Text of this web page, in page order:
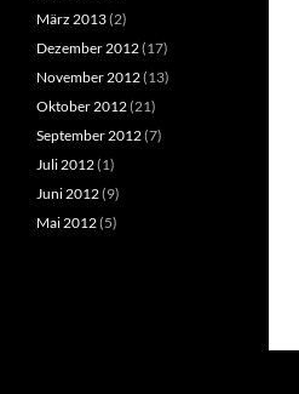
März 2013(2)
Dezember 2012(17)
November 2012(13)
Oktober 2012(21)
September 2012(7)
Juli 2012(1)
Juni 2012(9)
Mai 2012(5)